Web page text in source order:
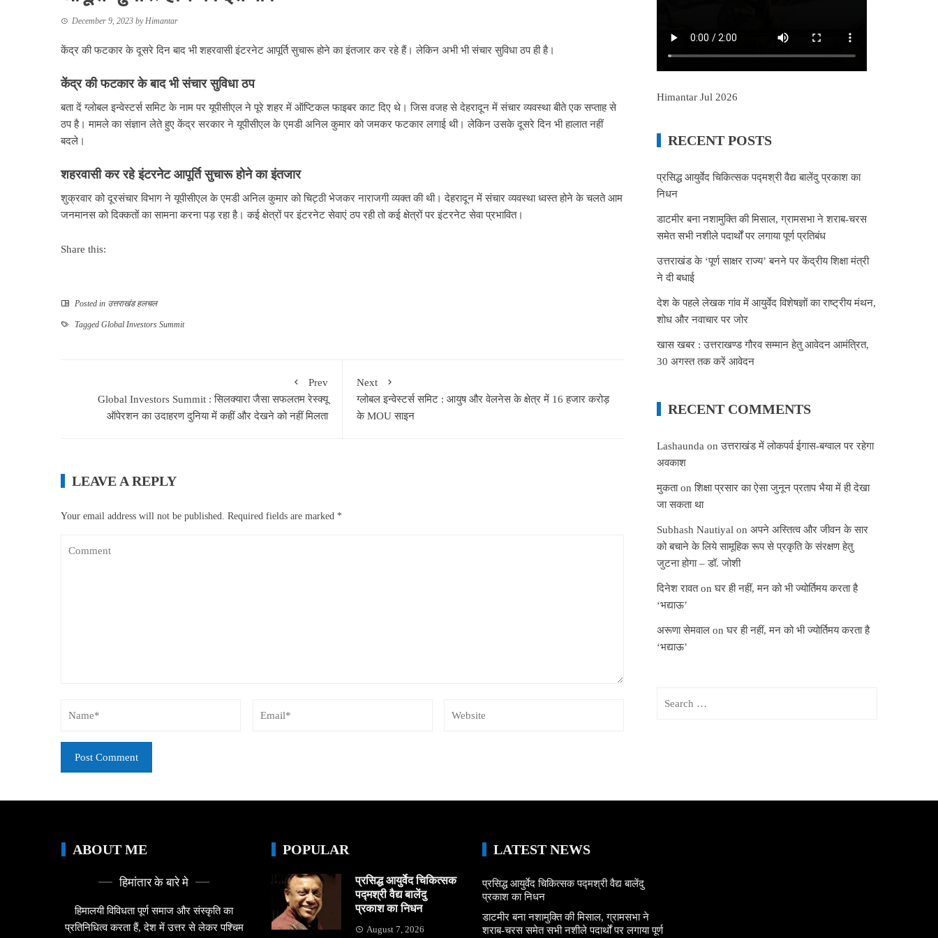
December 9, 2023 byHimantar
केंद्र की फटकार के दूसरे दिन बाद भी शहरवासी इंटरनेट आपूर्ति सुचारू होने का इंतजार कर रहे हैं। लेकिन अभी भी संचार सुविधा ठप ही है।
केंद्र की फटकार के बाद भी संचार सुविधा ठप
बता दें ग्लोबल इन्वेस्टर्स समिट के नाम पर यूपीसीएल ने पूरे शहर में ऑप्टिकल फाइबर काट दिए थे। जिस वजह से देहरादून में संचार व्यवस्था बीते एक सप्ताह से
ठप है। मामले का संज्ञान लेते हुए केंद्र सरकार ने यूपीसीएल के एमडी अनिल कुमार को जमकर फटकार लगाई थी। लेकिन उसके दूसरे दिन भी हालात नहीं
बदले।
शहरवासी कर रहे इंटरनेट आपूर्ति सुचारू होने का इंतजार
शुक्रवार को दूरसंचार विभाग ने यूपीसीएल के एमडी अनिल कुमार को चिट्ठी भेजकर नाराजगी व्यक्त की थी। देहरादून में संचार व्यवस्था ध्वस्त होने के चलते आम
जनमानस को दिक्कतों का सामना करना पड़ रहा है। कई क्षेत्रों पर इंटरनेट सेवाएं ठप रही तो कई क्षेत्रों पर इंटरनेट सेवा प्रभावित।
Share this:
Posted in उत्तराखंड हलचल
Tagged Global Investors Summit
Prev
Global Investors Summit : सिलक्यारा जैसा सफलतम रेस्क्यू
ऑपेरशन का उदाहरण दुनिया में कहीं और देखने को नहीं मिलता
Next
ग्लोबल इन्वेस्टर्स समिट : आयुष और वेलनेस के क्षेत्र में 16 हजार करोड़
के MOU साइन
LEAVE A REPLY
Your email address will not be published. Required fields are marked *
Himantar Jul 2026
RECENT POSTS
प्रसिद्ध आयुर्वेद चिकित्सक पद्मश्री वैद्य बालेंदु प्रकाश का
निधन
डाटमीर बना नशामुक्ति की मिसाल, ग्रामसभा ने शराब-चरस
समेत सभी नशीले पदार्थों पर लगाया पूर्ण प्रतिबंध
उत्तराखंड के ‘पूर्ण साक्षर राज्य’ बनने पर केंद्रीय शिक्षा मंत्री
ने दी बधाई
देश के पहले लेखक गांव में आयुर्वेद विशेषज्ञों का राष्ट्रीय मंथन,
शोध और नवाचार पर जोर
खास खबर : उत्तराखण्ड गौरव सम्मान हेतु आवेदन आमंत्रित,
30 अगस्त तक करें आवेदन
RECENT COMMENTS
Lashaunda onउत्तराखंड में लोकपर्व ईगास-बग्वाल पर रहेगा
अवकाश
मुकताonशिक्षा प्रसार का ऐसा जुनून प्रताप भैया में ही देखा
जा सकता था
Subhash Nautiyal onअपने अस्तित्व और जीवन के सार
को बचाने के लिये सामूहिक रूप से प्रकृति के संरक्षण हेतु
जुटना होगा – डॉ. जोशी
दिनेश रावतonघर ही नहीं, मन को भी ज्योर्तिमय करता है
‘भद्याऊ’
अरूणा सेमवाल onघर ही नहीं, मन को भी ज्योर्तिमय करता है
‘भद्याऊ’
ABOUT ME
हिमांतार के बारे मे
हिमालयी विविधता पूर्ण समाज और संस्कृति का
प्रतिनिधित्व करता हैं, देश में उत्तर से लेकर पश्चिम
POPULAR
प्रसिद्ध आयुर्वेद चिकित्सक
पद्मश्री वैद्य बालेंदु
प्रकाश का निधन
August 7, 2026
LATEST NEWS
प्रसिद्ध आयुर्वेद चिकित्सक पद्मश्री वैद्य बालेंदु
प्रकाश का निधन
डाटमीर बना नशामुक्ति की मिसाल, ग्रामसभा ने
शराब-चरस समेत सभी नशीले पदार्थों पर लगाया पूर्ण